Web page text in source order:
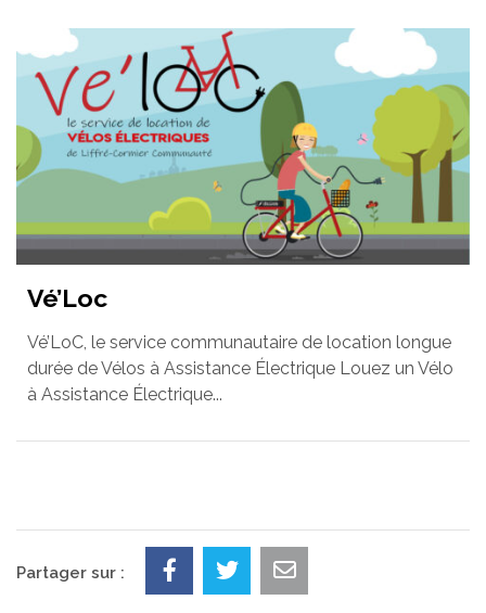
Vé’Loc
Vé’LoC, le service communautaire de location longue
durée de Vélos à Assistance Électrique Louez un Vélo
à Assistance Électrique...
Partager sur :